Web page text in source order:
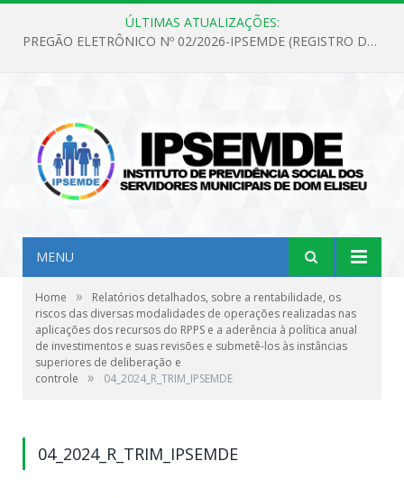
ÚLTIMAS ATUALIZAÇÕES:
PREGÃO ELETRÔNICO Nº 02/2026-IPSEMDE (REGISTRO DE PREÇOS PARA FUTURA E EVENTUAL AQUISIÇÃO DE MATERIAL DE LIMPEZA E GÊNEROS ALIMENTÍCIOS PARA ATENDER AS NECESSIDADES DO INSTITUTO DE PREVIDÊNCIA SOCIAL DOS SERVIDORES MUNICIPAIS DE DOM ELISEU.)
MENU
Home »
Relatórios detalhados, sobre a rentabilidade, os
riscos das diversas modalidades de operações realizadas nas
aplicações dos recursos do RPPS e a aderência à política anual
de investimentos e suas revisões e submetê-los às instâncias
superiores de deliberação e
controle
» 04_2024_R_TRIM_IPSEMDE
04_2024_R_TRIM_IPSEMDE